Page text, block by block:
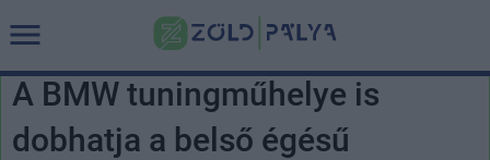
A BMW tuningműhelye is
dobhatja a belső égésű